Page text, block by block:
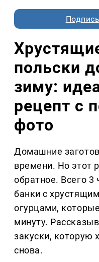
польски
зиму:
рецепт с
фото
Домашние
времени. Но этот
обратное. Всего 3
банки с
огурцами,
минуту.
закуски, которую
снова.